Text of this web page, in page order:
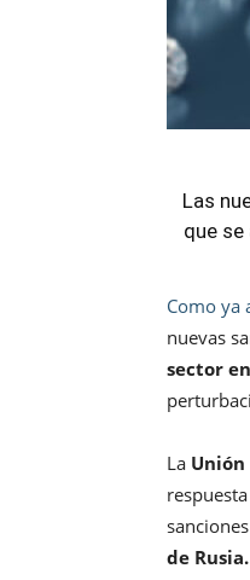
Las
que
Como ya
nuevas
sector
La Unión
de Rusia.